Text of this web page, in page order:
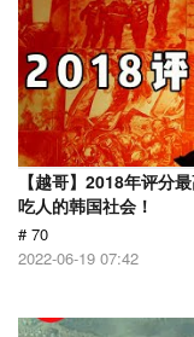
【越哥】2018年评分
吃人的韩国社会！
# 70
2022-06-19 07:42